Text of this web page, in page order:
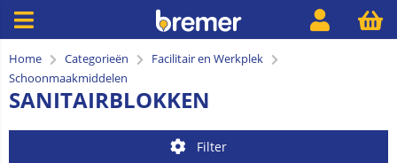
Home Categorieën
Facilitair en Werkplek
Schoonmaakmiddelen
SANITAIRBLOKKEN
Filter